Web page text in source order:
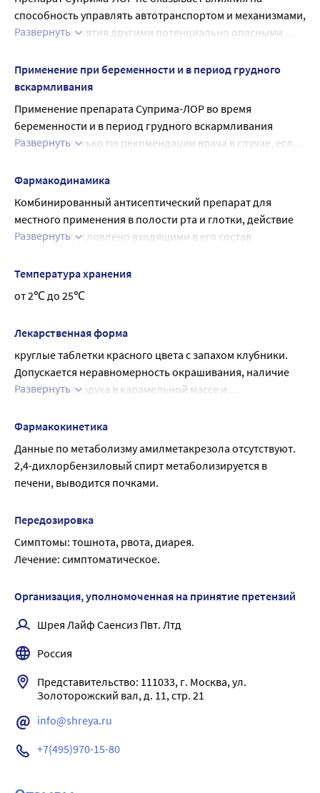
При появлении вышеуказанных или иных побочных
реакций, не указанных в инструкции, следует прекратить
способность управлять автотранспортом и механизмами,
а также на занятия другими потенциально опасными
концентрации внимания и быстроты психомоторных
реакций.
Развернуть
Применение при беременности и в период грудного
вскармливания
Применение препарата Суприма-ЛОР во время
беременности и в период грудного вскармливания
возможно только по рекомендации врача в случае, если
потенциальный риск для плода и ребенка.
Развернуть
Фармакодинамика
Комбинированный антисептический препарат для
местного применения в полости рта и глотки, действие
которого обусловлено входящими в его состав
Фармакодинамика
Амилметакрезол - производное фенола, антисептик.
2,4-дихлорбензиловый спирт является производным
Механизм действия амилметакрезола и 2,4-
дихлорбензилового спирта связан с коагуляцией белков
микробных и грибковых клеток, а также с
взаимодействием с липидами клеточных мембран, что
Препарат Суприма-ЛОР оказывает антисептическое
действие, активен в отношении грамположительных и
грамотрицательных микроорганизмов, обладает
антимикотическим действием.
Развернуть
Температура хранения
от 2℃ до 25℃
Лекарственная форма
круглые таблетки красного цвета с запахом клубники.
Допускается неравномерность окрашивания, наличие
пузырьков воздуха в карамельной массе и
таблеток. Возможно появление белого налета.
Развернуть
Фармакокинетика
Данные по метаболизму амилметакрезола отсутствуют.
2,4-дихлорбензиловый спирт метаболизируется в
печени, выводится почками.
Передозировка
Симптомы: тошнота, рвота, диарея.
Лечение: симптоматическое.
Организация, уполномоченная на принятие претензий
Шрея Лайф Саенсиз Пвт. Лтд
Россия
Представительство: 111033, г. Москва, ул.
Золоторожский вал, д. 11, стр. 21
info@shreya.ru
+7(495)970-15-80